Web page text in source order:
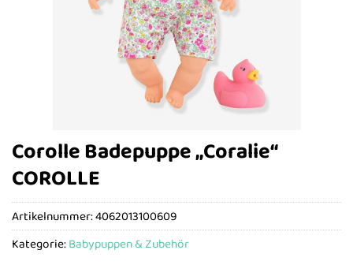
Corolle Badepuppe „Coralie“
COROLLE
Artikelnummer:4062013100609
Kategorie:Babypuppen & Zubehör